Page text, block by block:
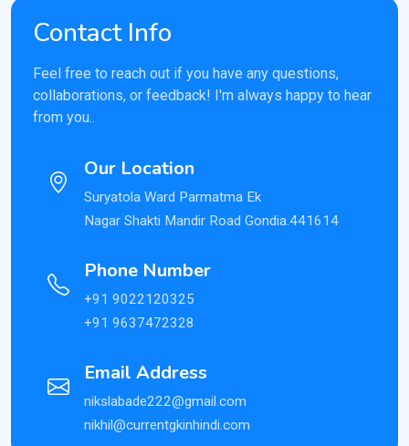
Contact Info
Feel free to reach out if you have any questions,
collaborations, or feedback! I'm always happy to hear
from you..
Our Location
Suryatola Ward Parmatma Ek
Nagar Shakti Mandir Road Gondia.441614
Phone Number
+91 9022120325
+91 9637472328
Email Address
nikslabade222@gmail.com
nikhil@currentgkinhindi.com